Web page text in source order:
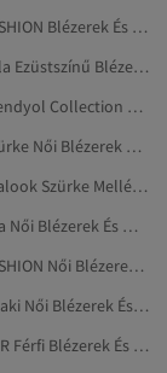
FASHION Blézerek És Mellények
Lela Ezüstszínű Blézerek És Mellények
Trendyol Collection Khaki Blézerek És Mellények
Szürke Női Blézerek És Mellények
Olalook Szürke Mellények
Lila Női Blézerek És Mellények
FASHION Női Blézerek És Mellények
Khaki Női Blézerek És Mellények
SNR Férfi Blézerek És Mellények